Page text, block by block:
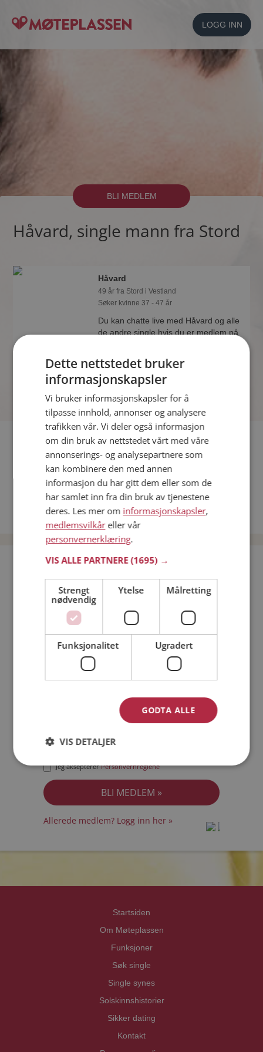
LOGG INN
BLI MEDLEM
Håvard, single mann fra Stord
Håvard
49 år fra Stord i Vestland
Søker kvinne 37 - 47 år
Du kan chatte live med Håvard og alle
de andre single hvis du er medlem på
Fler single
Flere singlemenn fra Stord: Håkon,Geir,
Kvinner fra Stord
Date kvinner i Norge
Date menn i Norge
Bli medlem gratis!
Jeg er en:
Jeg akseptererPersonvernreglene
Allerede medlem? Logg inn her »
Startsiden
Om Møteplassen
Funksjoner
Søk single
Single synes
Solskinnshistorier
Sikker dating
Kontakt
Dette nettstedet bruker
informasjonskapsler
Vi bruker informasjonskapsler for å
tilpasse innhold, annonser og analysere
trafikken vår. Vi deler også informasjon
om din bruk av nettstedet vårt med våre
annonserings- og analysepartnere som
kan kombinere den med annen
informasjon du har gitt dem eller som de
har samlet inn fra din bruk av tjenestene
deres. Les mer om informasjonskapsler,
medlemsvilkåreller vår
personvernerklæring.
VIS ALLE PARTNERE(1695) →
Strengt
nødvendig
Ytelse Målretting
Funksjonalitet Ugradert
GODTA ALLE
VIS DETALJER